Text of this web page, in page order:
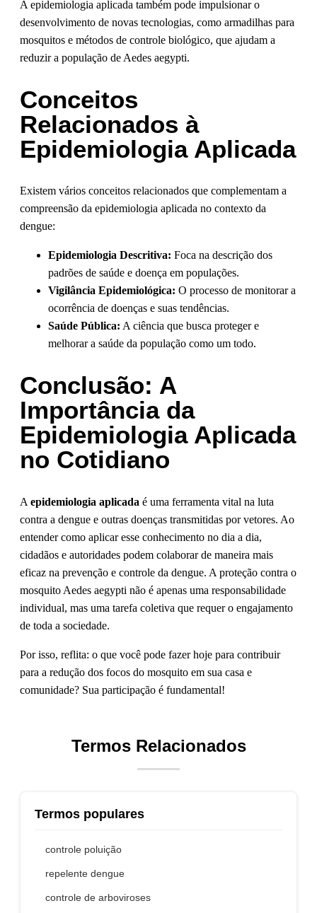
A epidemiologia aplicada também pode impulsionar o
desenvolvimento de novas tecnologias, como armadilhas para
mosquitos e métodos de controle biológico, que ajudam a
reduzir a população de Aedes aegypti.
Conceitos
Relacionados à
Epidemiologia Aplicada
Existem vários conceitos relacionados que complementam a
compreensão da epidemiologia aplicada no contexto da
dengue:
Epidemiologia Descritiva: Foca na descrição dos
padrões de saúde e doença em populações.
Vigilância Epidemiológica: O processo de monitorar a
ocorrência de doenças e suas tendências.
Saúde Pública: A ciência que busca proteger e
melhorar a saúde da população como um todo.
Conclusão: A
Importância da
Epidemiologia Aplicada
no Cotidiano
A epidemiologia aplicada é uma ferramenta vital na luta
contra a dengue e outras doenças transmitidas por vetores. Ao
entender como aplicar esse conhecimento no dia a dia,
cidadãos e autoridades podem colaborar de maneira mais
eficaz na prevenção e controle da dengue. A proteção contra o
mosquito Aedes aegypti não é apenas uma responsabilidade
individual, mas uma tarefa coletiva que requer o engajamento
de toda a sociedade.
Por isso, reflita: o que você pode fazer hoje para contribuir
para a redução dos focos do mosquito em sua casa e
comunidade? Sua participação é fundamental!
Termos Relacionados
Termos populares
controle poluição
repelente dengue
controle de arboviroses